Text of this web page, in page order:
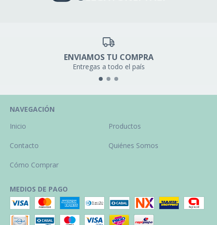
ENVIAMOS TU COMPRA
Entregas a todo el país
NAVEGACIÓN
Inicio
Productos
Contacto Quiénes Somos
Cómo Comprar
MEDIOS DE PAGO